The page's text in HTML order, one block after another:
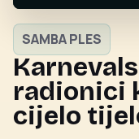
SAMBA PLES
radionici
cijelo